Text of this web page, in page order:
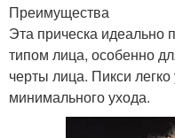
Преимущества
Эта прическа
типом лица, особенно
черты лица. Пикси
минимального ухода.